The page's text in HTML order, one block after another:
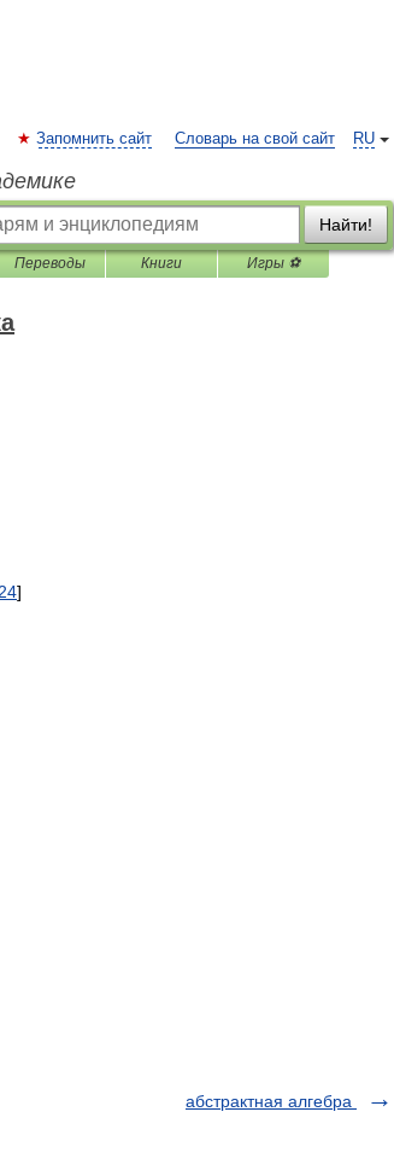
RU
Запомнить сайт Словарь на свой сайт
Найти!
Переводы Книги Игры ⚽
]
абстрактная алгебра